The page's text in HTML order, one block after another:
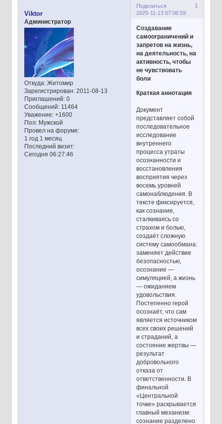
Поделиться
1
2025-11-13 07:06:59
Viktor
Администратор
Откуда:Житомир
Зарегистрирован: 2011-08-13
Приглашений:0
Сообщений:11464
Уважение: +1600
Пол:Мужской
Провел на форуме:
1 год 1 месяц
Последний визит:
Сегодня 06:27:46
Создавание
самоограничений и
запретов на жизнь,
на деятельность, на
активность, чтобы
не чувствовать
боли
Краткая аннотация
Документ
представляет собой
последовательное
исследование
внутреннего
процесса утраты
осознанности и
восстановления
восприятия через
восемь уровней
самонаблюдения. В
тексте фиксируется,
как сознание,
сталкиваясь со
страхом и болью,
создаёт сложную
систему самообмана:
заменяет действие
безопасностью,
осознание —
симуляцией, а жизнь
— ожиданием
удовольствия.
Постепенно герой
осознаёт, что сам
является источником
всех своих решений
и страданий, а
состояние жертвы —
результат
добровольного
отказа от
ответственности. В
финальной
«Центральной
точке» раскрывается
главный механизм:
сознание разделено